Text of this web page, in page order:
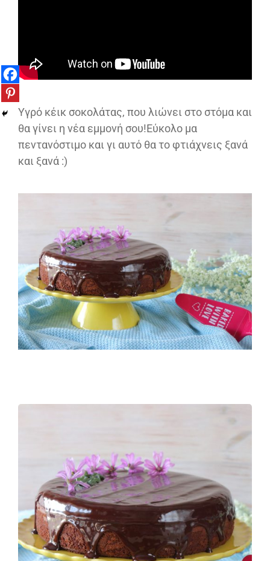
Υγρό κέικ σοκολάτας, που λιώνει στο στόμα και
θα γίνει η νέα εμμονή σου!Εύκολο μα
πεντανόστιμο και γι αυτό θα το φτιάχνεις ξανά
και ξανά :)